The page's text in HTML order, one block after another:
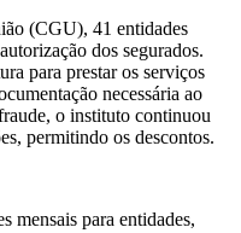
(CGU), 41 entidades
dos segurados.
para prestar os serviços
necessária ao
o instituto continuou
permitindo os descontos.
mensais para entidades,